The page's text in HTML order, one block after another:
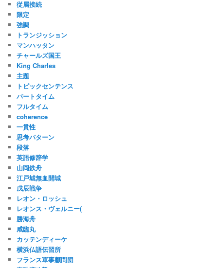
従属接続
限定
強調
トランジッション
マンハッタン
チャールズ国王
King Charles
主題
トピックセンテンス
パートタイム
フルタイム
coherence
一貫性
思考パターン
段落
英語修辞学
山岡鉄舟
江戸城無血開城
戊辰戦争
レオン・ロッシュ
レオンス・ヴェルニー(
勝海舟
咸臨丸
カッテンディーケ
横浜仏語伝習所
フランス軍事顧問団